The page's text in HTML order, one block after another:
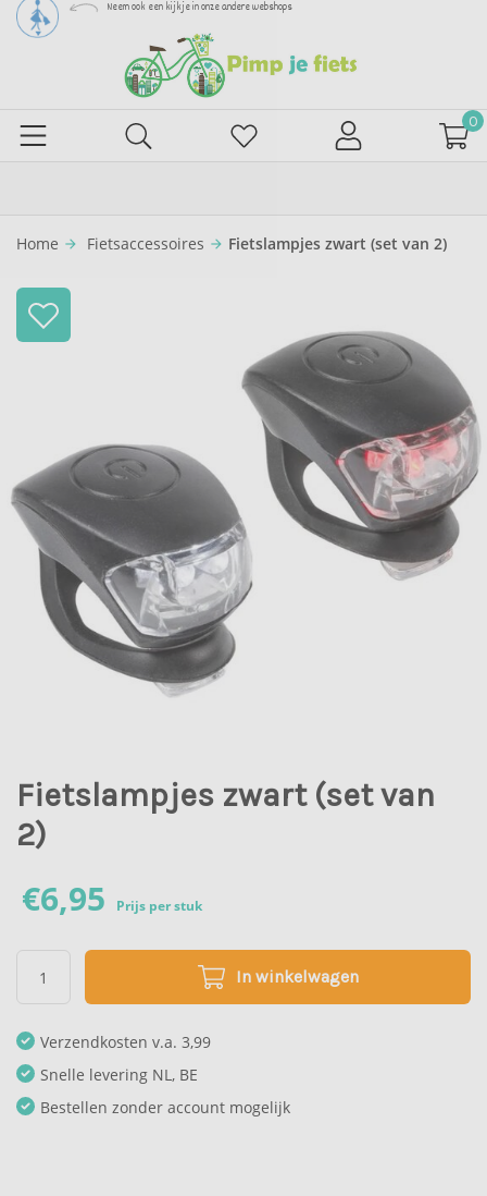
Neem ook een kijkje in onze andere webshops
0
Home arrow_forward Fietsaccessoires arrow_forward Fietslampjes zwart (set van 2)
Fietslampjes zwart (set van
2)
€6,95 Prijs per stuk
In winkelwagen
Verzendkosten v.a. 3,99
Snelle levering NL, BE
Bestellen zonder account mogelijk